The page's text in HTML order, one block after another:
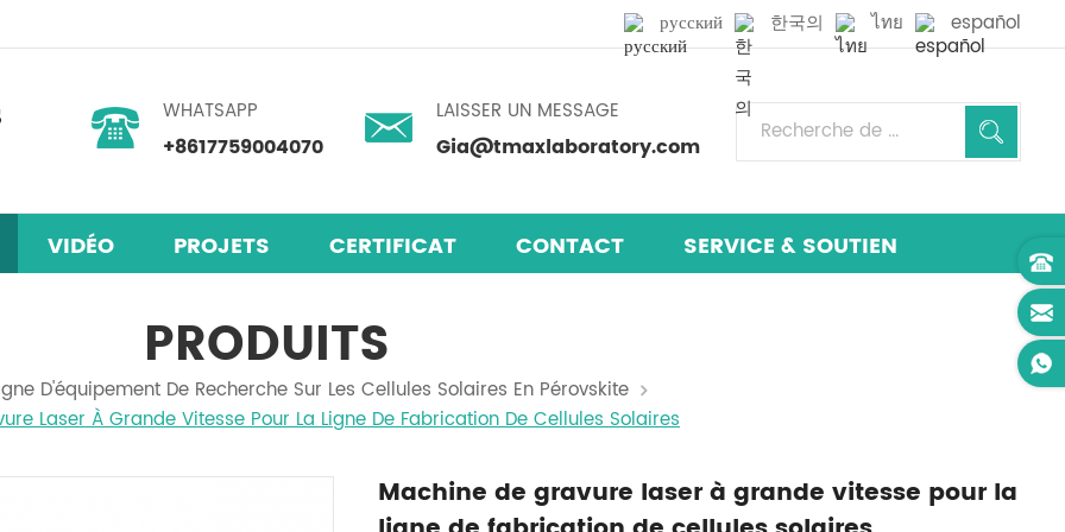
русский 한국의 ไทย español
WHATSAPP
+8617759004070
LAISSER UN MESSAGE
Gia@tmaxlaboratory.com
VIDÉO PROJETS CERTIFICAT CONTACT SERVICE & SOUTIEN
PRODUITS
D'équipement De Recherche Sur Les Cellules Solaires En Pérovskite
Laser À Grande Vitesse Pour La Ligne De Fabrication De Cellules Solaires
Machine de gravure laser à grande vitesse pour la